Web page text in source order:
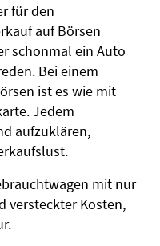
für den
auf Börsen
schonmal ein Auto
Bei einem
ist es wie mit
Jedem
aufzuklären,
mit nur
versteckter Kosten,